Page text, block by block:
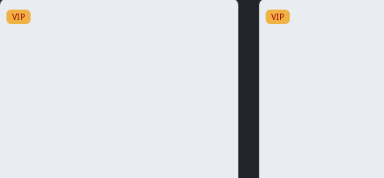
VIP VIP